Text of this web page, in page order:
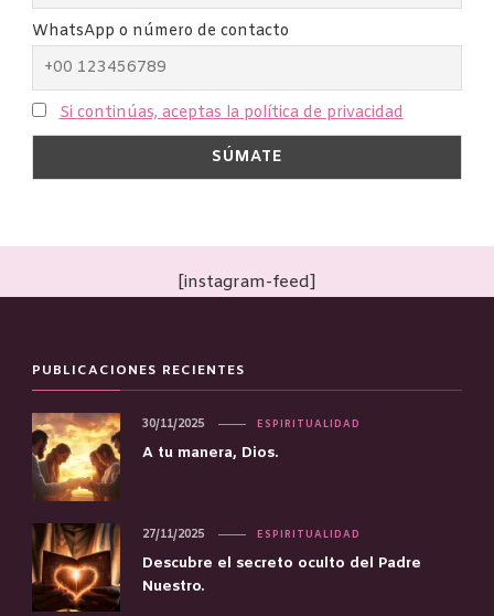
WhatsApp o número de contacto
Si continúas, aceptas la política de privacidad
[instagram-feed]
PUBLICACIONES RECIENTES
ESPIRITUALIDAD
A tu manera, Dios.
30/11/2025
ESPIRITUALIDAD
Descubre el secreto oculto del Padre
Nuestro.
27/11/2025